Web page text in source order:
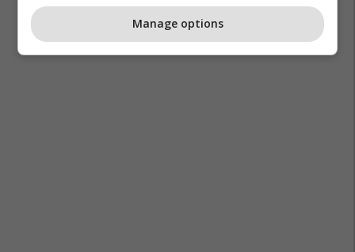
Manage options